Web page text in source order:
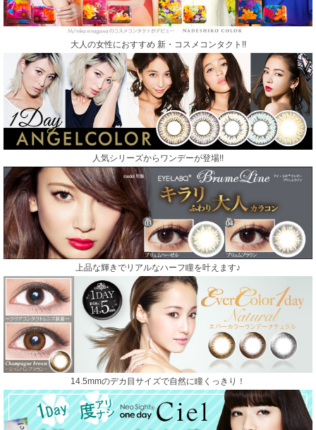
大人の女性におすすめ 新・コスメコンタクト!!
人気シリーズからワンデーが登場!!
上品な輝きでリアルなハーフ瞳を叶えます♪
14.5mmのデカ目サイズで自然に瞳くっきり！